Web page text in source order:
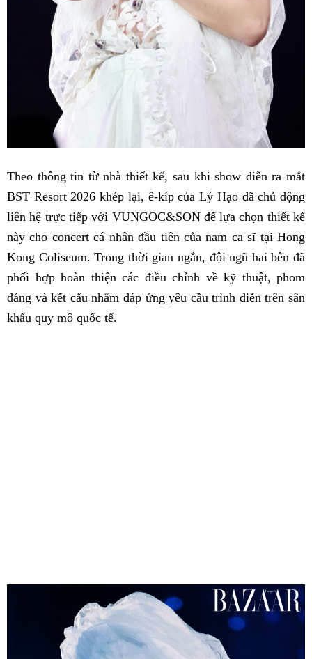
Theo thông tin từ nhà thiết kế, sau khi show diễn ra mắt
BST Resort 2026 khép lại, ê-kíp của Lý Hạo đã chủ động
liên hệ trực tiếp với VUNGOC&SON để lựa chọn thiết kế
này cho concert cá nhân đầu tiên của nam ca sĩ tại Hong
Kong Coliseum. Trong thời gian ngắn, đội ngũ hai bên đã
phối hợp hoàn thiện các điều chỉnh về kỹ thuật, phom
dáng và kết cấu nhằm đáp ứng yêu cầu trình diễn trên sân
khấu quy mô quốc tế.